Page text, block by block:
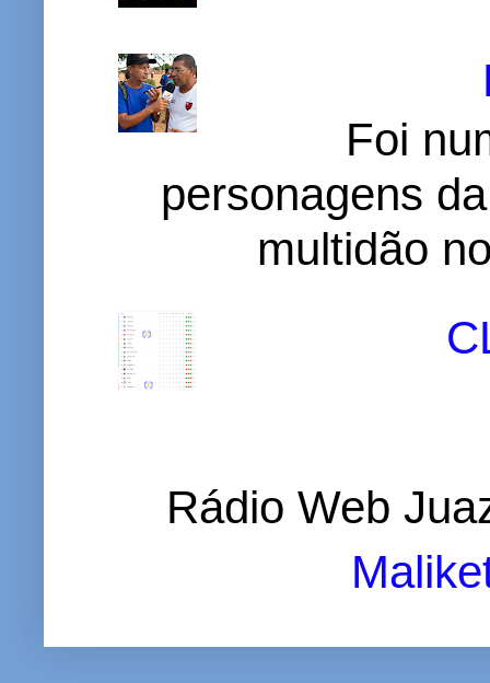
Foi
personagens
multidão
Rádio Web